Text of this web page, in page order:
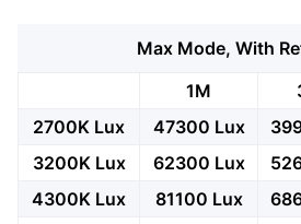
Max Mode, With
1M
2700K Lux
47300 Lux
3200K Lux
62300 Lux
4300K Lux
81100 Lux